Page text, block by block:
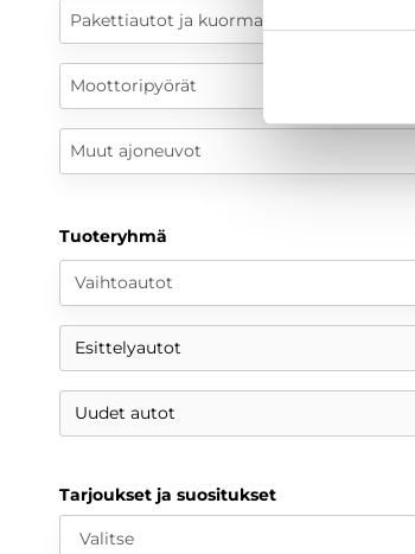
Pakettiautot ja kuorma-autot
Moottoripyörät
Muut ajoneuvot
Tuoteryhmä
Vaihtoautot
Esittelyautot
Uudet autot
Tarjoukset ja suositukset
Valitse